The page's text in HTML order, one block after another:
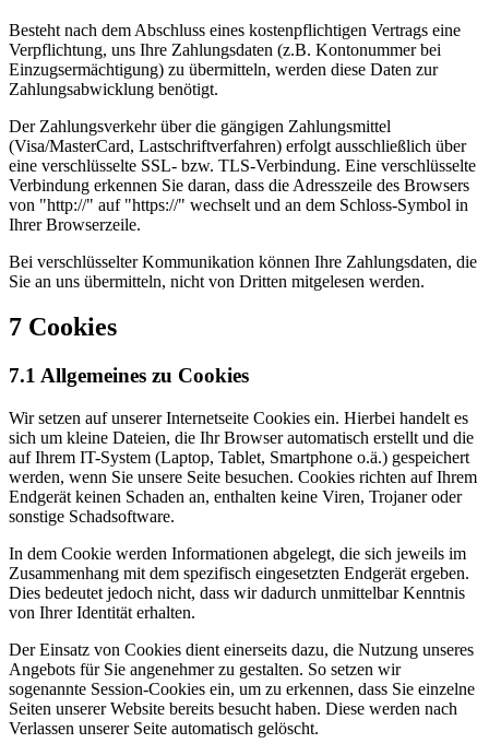
Besteht nach dem Abschluss eines kostenpflichtigen Vertrags eine
Verpflichtung, uns Ihre Zahlungsdaten (z.B. Kontonummer bei
Einzugsermächtigung) zu übermitteln, werden diese Daten zur
Zahlungsabwicklung benötigt.
Der Zahlungsverkehr über die gängigen Zahlungsmittel
(Visa/MasterCard, Lastschriftverfahren) erfolgt ausschließlich über
eine verschlüsselte SSL- bzw. TLS-Verbindung. Eine verschlüsselte
Verbindung erkennen Sie daran, dass die Adresszeile des Browsers
von "http://" auf "https://" wechselt und an dem Schloss-Symbol in
Ihrer Browserzeile.
Bei verschlüsselter Kommunikation können Ihre Zahlungsdaten, die
Sie an uns übermitteln, nicht von Dritten mitgelesen werden.
7 Cookies
7.1 Allgemeines zu Cookies
Wir setzen auf unserer Internetseite Cookies ein. Hierbei handelt es
sich um kleine Dateien, die Ihr Browser automatisch erstellt und die
auf Ihrem IT-System (Laptop, Tablet, Smartphone o.ä.) gespeichert
werden, wenn Sie unsere Seite besuchen. Cookies richten auf Ihrem
Endgerät keinen Schaden an, enthalten keine Viren, Trojaner oder
sonstige Schadsoftware.
In dem Cookie werden Informationen abgelegt, die sich jeweils im
Zusammenhang mit dem spezifisch eingesetzten Endgerät ergeben.
Dies bedeutet jedoch nicht, dass wir dadurch unmittelbar Kenntnis
von Ihrer Identität erhalten.
Der Einsatz von Cookies dient einerseits dazu, die Nutzung unseres
Angebots für Sie angenehmer zu gestalten. So setzen wir
sogenannte Session-Cookies ein, um zu erkennen, dass Sie einzelne
Seiten unserer Website bereits besucht haben. Diese werden nach
Verlassen unserer Seite automatisch gelöscht.